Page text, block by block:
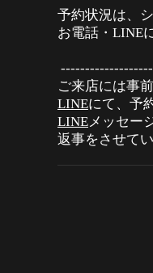
予約状況は、
お電話・LINE
ご来店には事
LINEにて、予
LINEメッセー
返事をさせて